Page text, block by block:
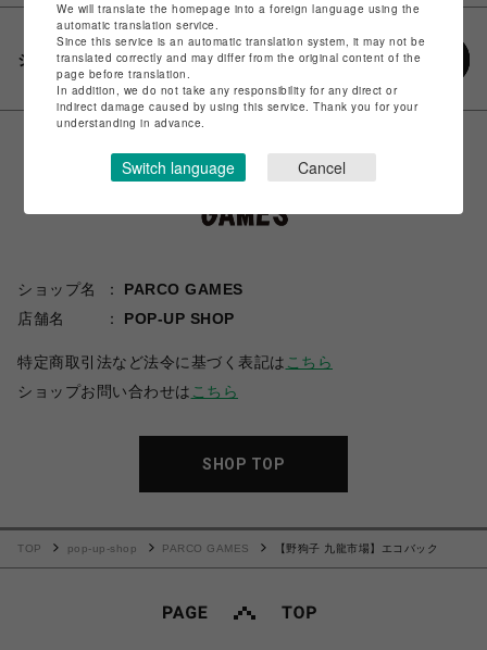
シェアする
ショップ名
PARCO GAMES
店舗名
POP-UP SHOP
特定商取引法など法令に基づく表記は こちら
ショップお問い合わせは こちら
SHOP TOP
TOP pop-up-shop PARCO GAMES 【野狗子 九龍市場】エコバック
We will translate the homepage into a foreign language using the
automatic translation service.
Since this service is an automatic translation system, it may not be
translated correctly and may differ from the original content of the
page before translation.
In addition, we do not take any responsibility for any direct or
indirect damage caused by using this service. Thank you for your
understanding in advance.
Switch language Cancel